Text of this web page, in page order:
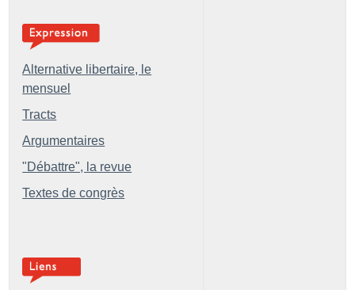
Alternative libertaire, le
mensuel
Tracts
Argumentaires
"Débattre", la revue
Textes de congrès